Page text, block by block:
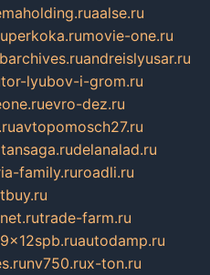
aalse.ru
perkoka.rumovie-one.ru
andreislyusar.ru
tor-lyubov-i-grom.ru
evro-dez.ru
avtopomosch27.ru
delanalad.ru
family.ruroadli.ru
trade-farm.ru
autodamp.ru
nv750.rux-ton.ru